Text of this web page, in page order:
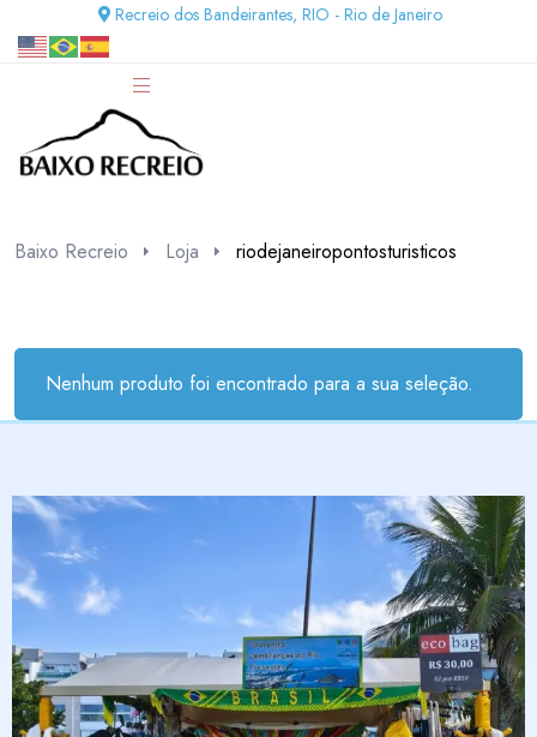
Recreio dos Bandeirantes, RIO - Rio de Janeiro
Baixo Recreio Loja riodejaneiropontosturisticos
Nenhum produto foi encontrado para a sua seleção.